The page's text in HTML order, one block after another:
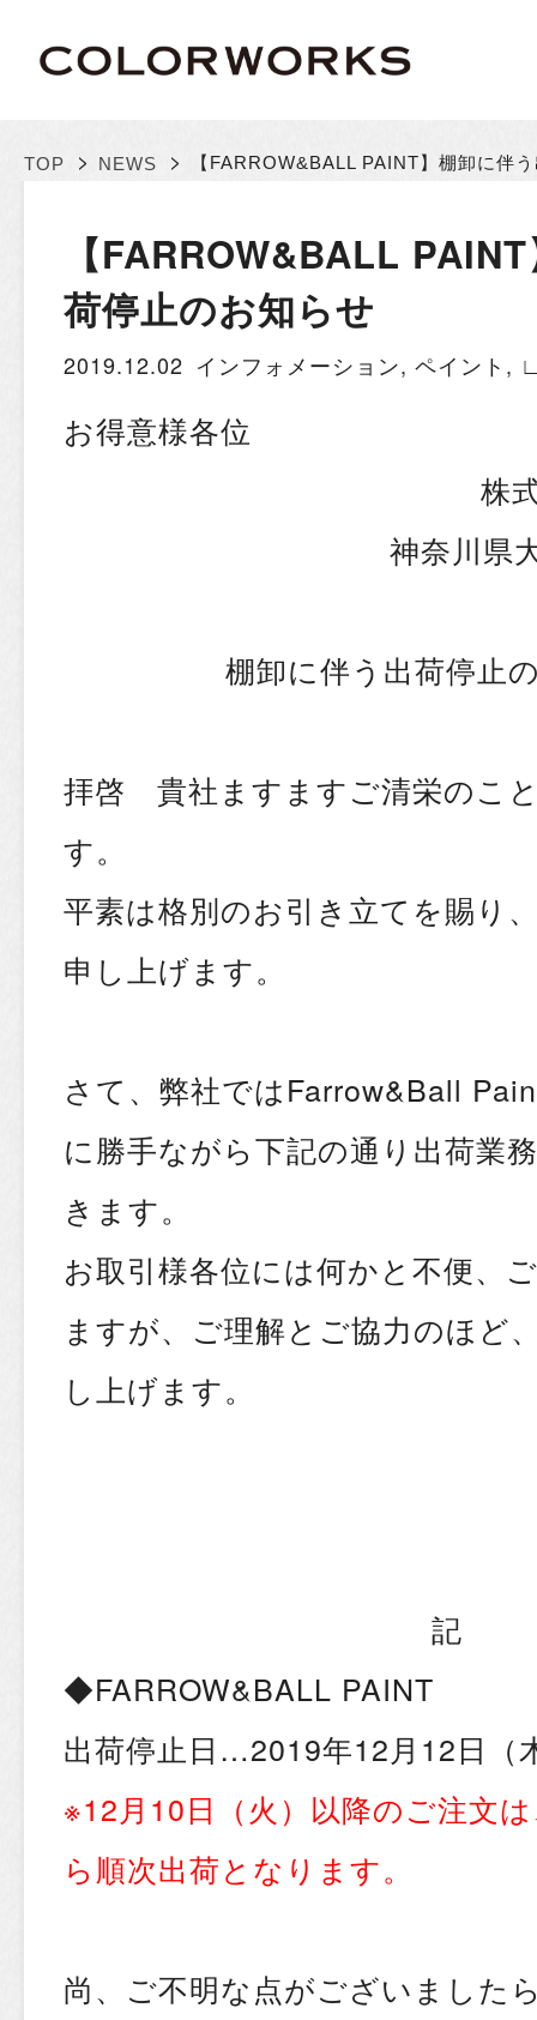
TOP > NEWS > 【FARROW&BALL PAINT】棚卸に伴
【FARROW&BALL
荷停止のお知らせ
2019.12.02 インフォメーション, ペイント ,
お得意様各位
株
神奈川県
棚卸に伴う出荷停止
拝啓 貴社ますますご清栄のこ
す。
平素は格別のお引き立てを賜り
申し上げます。
さて、弊社ではFarrow&Ball
に勝手ながら下記の通り出荷業
きます。
お取引様各位には何かと不便、
ますが、ご理解とご協力のほど
し上げます。
記
◆FARROW&BALL PAINT
出荷停止日…2019年12月12日（
※12月10日（火）以降のご注文
ら順次出荷となります。
尚、ご不明な点がございました